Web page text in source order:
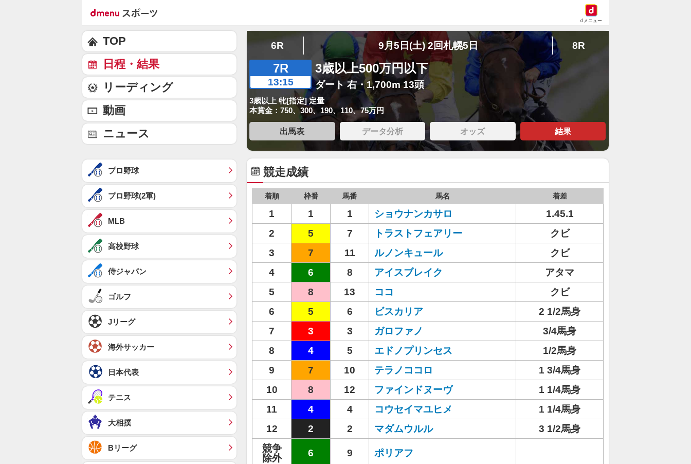
dメニュー
6R 9月5日(土) 2回札幌5日 8R
7R
13:15
3歳以上500万円以下
ダート 右・1,700m 13頭
3歳以上 牝[指定] 定量
本賞金：750、300、190、110、75万円
出馬表 データ分析 オッズ 結果
競走成績
着順 枠番 馬番 馬名 着差
1 1 1 ショウナンカサロ
1.45.1
2
5 7 トラストフェアリー
クビ
3
7 11 ルノンキュール
クビ
4
6 8 アイスブレイク
アタマ
5
8 13 ココ
クビ
6
5 6 ビスカリア
2 1/2馬身
7
3 3 ガロファノ
3/4馬身
8
4 5 エドノプリンセス
1/2馬身
9
7 10 テラノココロ
1 3/4馬身
10
8 12 ファインドヌーヴ
1 1/4馬身
11
4 4 コウセイマユヒメ
1 1/4馬身
12
2 2 マダムウルル
3 1/2馬身
競争
除外
6 9 ポリアフ
TOP
日程・結果
リーディング
動画
ニュース
プロ野球
プロ野球(2軍)
MLB
高校野球
侍ジャパン
ゴルフ
Jリーグ
海外サッカー
日本代表
テニス
大相撲
Bリーグ